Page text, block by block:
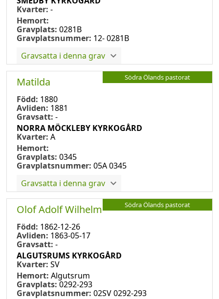
Kvarter: -
Hemort:
Gravplats: 0281B
Gravplatsnummer: 12- 0281B
Gravsatta i denna grav
Södra Ölands pastorat
Matilda
Född: 1880
Avliden: 1881
Gravsatt: -
NORRA MÖCKLEBY KYRKOGÅRD
Kvarter: A
Hemort:
Gravplats: 0345
Gravplatsnummer: 05A 0345
Gravsatta i denna grav
Södra Ölands pastorat
Olof Adolf Wilhelm
Född: 1862-12-26
Avliden: 1863-05-17
Gravsatt: -
ALGUTSRUMS KYRKOGÅRD
Kvarter: SV
Hemort: Algutsrum
Gravplats: 0292-293
Gravplatsnummer: 02SV 0292-293